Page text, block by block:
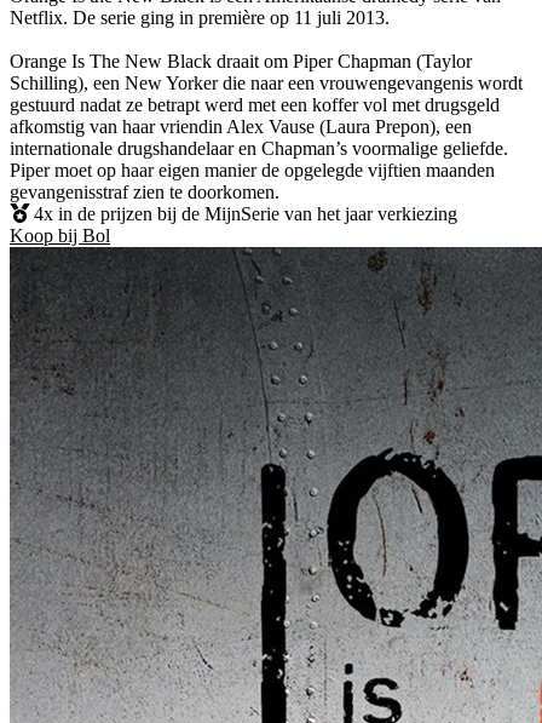
Netflix. De serie ging in première op 11 juli 2013.
Orange Is The New Black draait om Piper Chapman (Taylor
Schilling), een New Yorker die naar een vrouwengevangenis wordt
gestuurd nadat ze betrapt werd met een koffer vol met drugsgeld
afkomstig van haar vriendin Alex Vause (Laura Prepon), een
internationale drugshandelaar en Chapman’s voormalige geliefde.
Piper moet op haar eigen manier de opgelegde vijftien maanden
gevangenisstraf zien te doorkomen.
4x in de prijzen bij de MijnSerie van het jaar verkiezing
Koop bij Bol